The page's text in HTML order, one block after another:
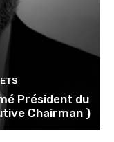
Président du
Chairman )